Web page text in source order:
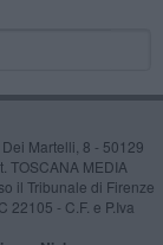
Martelli, 8 - 50129
TOSCANA MEDIA
il Tribunale di Firenze
22105 - C.F. e P.Iva